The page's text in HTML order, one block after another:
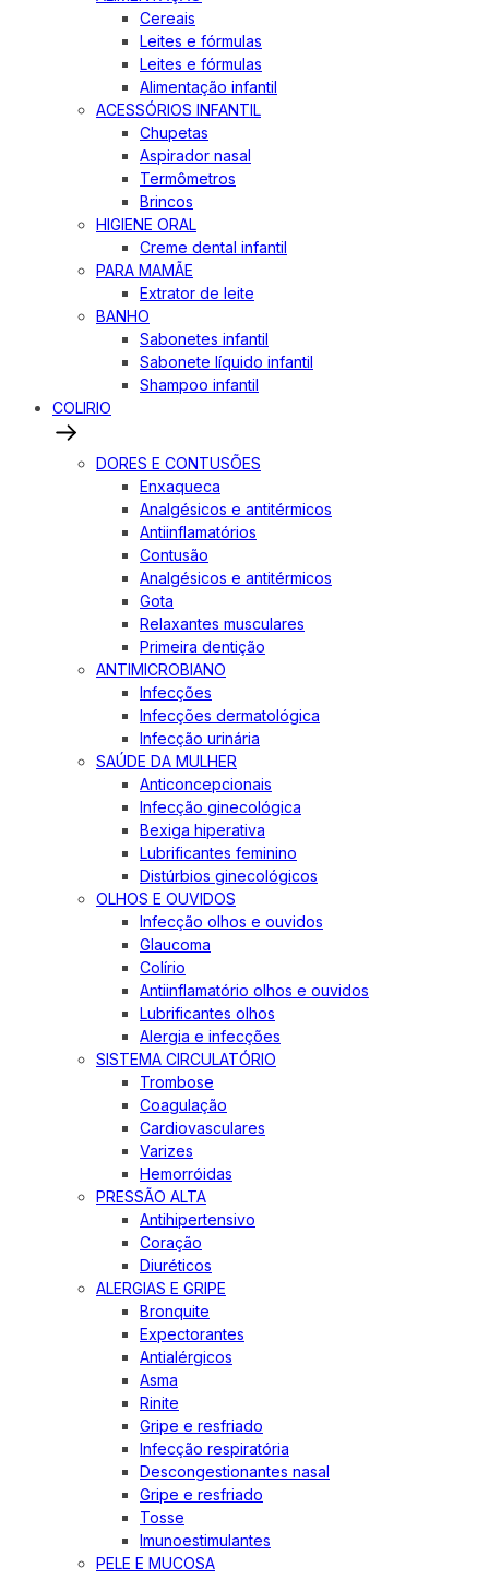
Cereais
Leites e fórmulas
Leites e fórmulas
Alimentação infantil
ACESSÓRIOS INFANTIL
Chupetas
Aspirador nasal
Termômetros
Brincos
HIGIENE ORAL
Creme dental infantil
PARA MAMÃE
Extrator de leite
BANHO
Sabonetes infantil
Sabonete líquido infantil
Shampoo infantil
COLIRIO
DORES E CONTUSÕES
Enxaqueca
Analgésicos e antitérmicos
Antiinflamatórios
Contusão
Analgésicos e antitérmicos
Gota
Relaxantes musculares
Primeira dentição
ANTIMICROBIANO
Infecções
Infecções dermatológica
Infecção urinária
SAÚDE DA MULHER
Anticoncepcionais
Infecção ginecológica
Bexiga hiperativa
Lubrificantes feminino
Distúrbios ginecológicos
OLHOS E OUVIDOS
Infecção olhos e ouvidos
Glaucoma
Colírio
Antiinflamatório olhos e ouvidos
Lubrificantes olhos
Alergia e infecções
SISTEMA CIRCULATÓRIO
Trombose
Coagulação
Cardiovasculares
Varizes
Hemorróidas
PRESSÃO ALTA
Antihipertensivo
Coração
Diuréticos
ALERGIAS E GRIPE
Bronquite
Expectorantes
Antialérgicos
Asma
Rinite
Gripe e resfriado
Infecção respiratória
Descongestionantes nasal
Gripe e resfriado
Tosse
Imunoestimulantes
PELE E MUCOSA